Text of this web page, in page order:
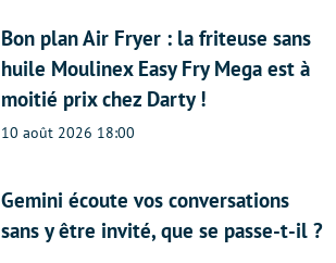
Bon plan Air Fryer : la friteuse sans
huile Moulinex Easy Fry Mega est à
moitié prix chez Darty !
10 août 2026 18:00
Gemini écoute vos conversations
sans y être invité, que se passe-t-il ?